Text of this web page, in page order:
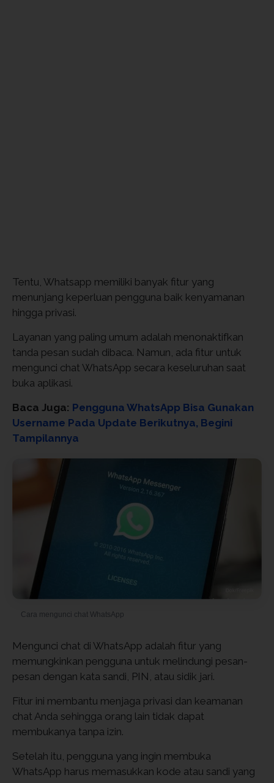
Tentu, Whatsapp memiliki banyak fitur yang
menunjang keperluan pengguna baik kenyamanan
hingga privasi.
Layanan yang paling umum adalah menonaktifkan
tanda pesan sudah dibaca. Namun, ada fitur untuk
mengunci chat WhatsApp secara keseluruhan saat
buka aplikasi.
Baca Juga: Pengguna WhatsApp Bisa Gunakan
Username Pada Update Berikutnya, Begini
Tampilannya
Cara mengunci chat WhatsApp
Mengunci chat di WhatsApp adalah fitur yang
memungkinkan pengguna untuk melindungi pesan-
pesan dengan kata sandi, PIN, atau sidik jari.
Fitur ini membantu menjaga privasi dan keamanan
chat Anda sehingga orang lain tidak dapat
membukanya tanpa izin.
Setelah itu, pengguna yang ingin membuka
WhatsApp harus memasukkan kode atau sandi yang